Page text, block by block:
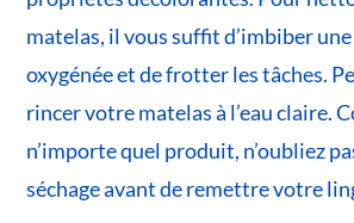
matelas, il vous suffit d’imbiber une
oxygénée et de frotter les tâches.
rincer votre matelas à l’eau claire.
n’importe quel produit, n’oubliez
séchage avant de remettre votre